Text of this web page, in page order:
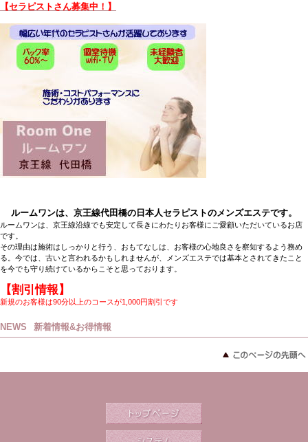
【セラピストさん募集中！】
ルームワンは、京王線代田橋の日本人セラピストのメンズエステです。
ルームワンは、京王線沿線でも安定して長きにわたりお客様にご愛顧いただいているお店
です。
その理由は施術はしっかりと行う、おもてなしは、お客様の心地良さを察知するよう務め
る。今では、古いと言われるかもしれませんが、メンズエステでは基本とされてきたこと
を今でも守り続けているからこそと思っております。
【割引情報】
新規のお客様は90分以上のコースが1,000円割引です
NEWS 新着情報&お得情報